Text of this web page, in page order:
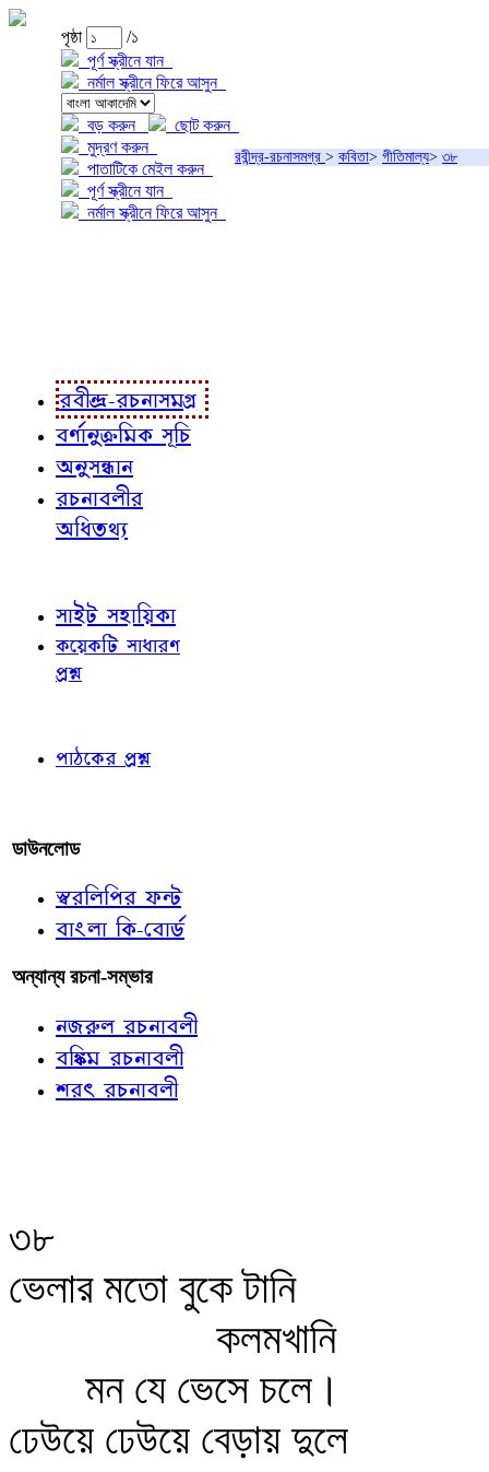
পৃষ্ঠা
/১
পূর্ণ স্ক্রীনে যান
নর্মাল স্ক্রীনে ফিরে আসুন
বড় করুন
ছোট করুন
মুদ্রণ করুন
পাতাটিকে মেইল করুন
পূর্ণ স্ক্রীনে যান
নর্মাল স্ক্রীনে ফিরে আসুন
রবীন্দ্র-রচনাসমগ্র > কবিতা> গীতিমাল্য> ৩৮
রবীন্দ্র-রচনাসমগ্র
বর্ণানুক্রমিক সূচি
অনুসন্ধান
রচনাবলীর
অধিতথ্য
সাইট সহায়িকা
কয়েকটি সাধারণ
প্রশ্ন
পাঠকের প্রশ্ন
ডাউনলোড
স্বরলিপির ফন্ট
বাংলা কি-বোর্ড
অন্যান্য রচনা-সম্ভার
নজরুল রচনাবলী
বঙ্কিম রচনাবলী
শরৎ রচনাবলী
৩৮
ভেলার মতো বুকে টানি
কলমখানি
মন যে ভেসে চলে।
ঢেউয়ে ঢেউয়ে বেড়ায় দুলে